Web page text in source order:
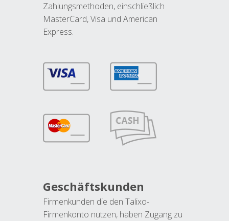
Zahlungsmethoden, einschließlich
MasterCard, Visa und American
Express.
Geschäftskunden
Firmenkunden die den Talixo-
Firmenkonto nutzen, haben Zugang zu